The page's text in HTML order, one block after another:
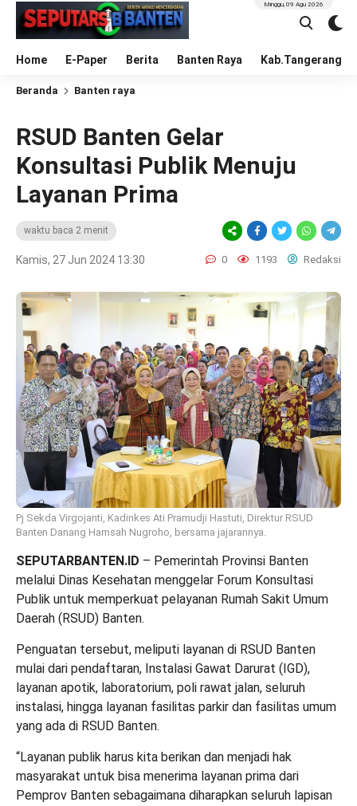
Home E-Paper Berita Banten Raya Kab.Tangerang
Minggu, 09 Agu 2026
Beranda Banten raya
RSUD Banten Gelar
Konsultasi Publik Menuju
Layanan Prima
waktu baca 2 menit
Kamis, 27 Jun 2024 13:30 0 1193 Redaksi
Pj Sekda Virgojanti, Kadinkes Ati Pramudji Hastuti, Direktur RSUD
Banten Danang Hamsah Nugroho, bersama jajarannya.
SEPUTARBANTEN.ID – Pemerintah Provinsi Banten
melalui Dinas Kesehatan menggelar Forum Konsultasi
Publik untuk memperkuat pelayanan Rumah Sakit Umum
Daerah (RSUD) Banten.
Penguatan tersebut, meliputi layanan di RSUD Banten
mulai dari pendaftaran, Instalasi Gawat Darurat (IGD),
layanan apotik, laboratorium, poli rawat jalan, seluruh
instalasi, hingga layanan fasilitas parkir dan fasilitas umum
yang ada di RSUD Banten.
“Layanan publik harus kita berikan dan menjadi hak
masyarakat untuk bisa menerima layanan prima dari
Pemprov Banten sebagaimana diharapkan seluruh lapisan